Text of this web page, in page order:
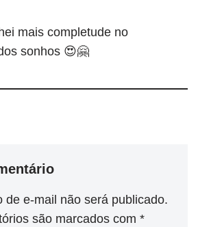
mais completude no
sonhos 😍🤗
de e-mail não será publicado.
são marcados com *